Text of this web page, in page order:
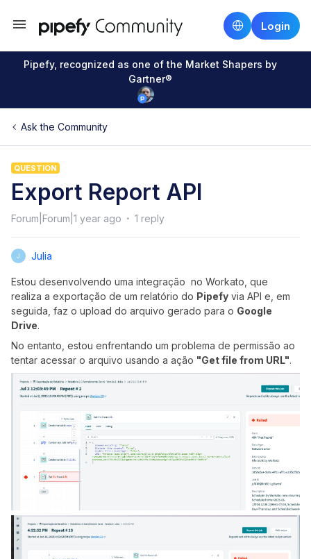
Login
Pipefy, recognized as one of the Market Shapers by
Gartner®
Ask the Community
QUESTION
Export Report API
Forum|Forum|1 year ago 1 reply
J Julia
Estou desenvolvendo uma integração no Workato, que
realiza a exportação de um relatório do Pipefy via API e, em
seguida, faz o upload do arquivo gerado para o Google
Drive.
No entanto, estou enfrentando um problema de permissão ao
tentar acessar o arquivo usando a ação "Get file from URL".